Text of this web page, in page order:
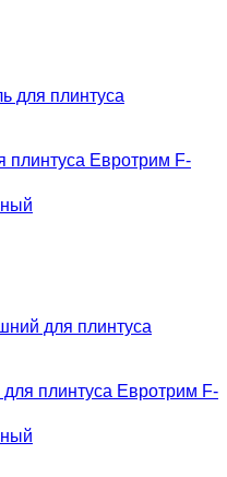
плинтуса Евротрим F-
плинтуса Евротрим F-